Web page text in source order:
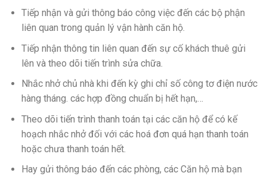
Tiếp nhận và gửi thông báo công việc đến các bộ phận
liên quan trong quản lý vận hành căn hộ.
Tiếp nhận thông tin liên quan đến sự cố khách thuê gửi
lên và theo dõi tiến trình sửa chữa.
Nhắc nhở chủ nhà khi đến kỳ ghi chỉ số công tơ điện nước
hàng tháng. các hợp đồng chuẩn bị hết hạn,…
Theo dõi tiến trình thanh toán tại các căn hộ để có kế
hoạch nhắc nhở đối với các hoá đơn quá hạn thanh toán
hoặc chưa thanh toán hết.
Hay gửi thông báo đến các phòng, các Căn hộ mà bạn